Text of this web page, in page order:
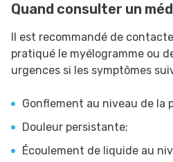
Quand consulter un
Il est recommandé de
pratiqué le myélogramme ou
urgences si les symptômes
Gonflement au niveau de la
Douleur persistante;
Écoulement de liquide au